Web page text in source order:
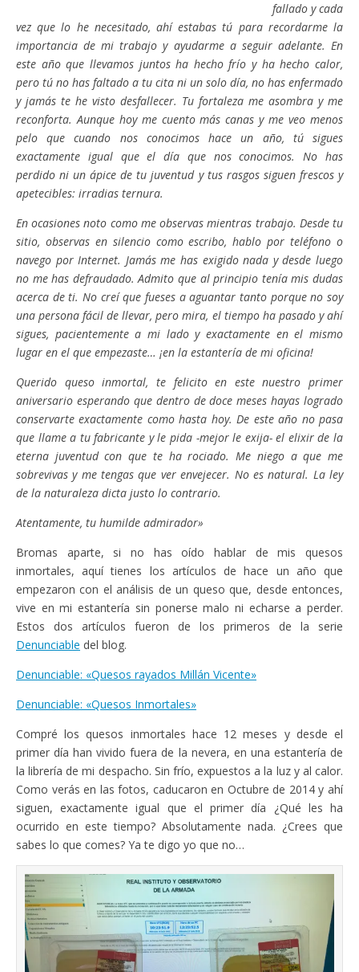
fallado y cada
vez que lo he necesitado, ahí estabas tú para recordarme la
importancia de mi trabajo y ayudarme a seguir adelante. En
este año que llevamos juntos ha hecho frío y ha hecho calor,
pero tú no has faltado a tu cita ni un solo día, no has enfermado
y jamás te he visto desfallecer. Tu fortaleza me asombra y me
reconforta. Aunque hoy me cuento más canas y me veo menos
pelo que cuando nos conocimos hace un año, tú sigues
exactamente igual que el día que nos conocimos. No has
perdido ni un ápice de tu juventud y tus rasgos siguen frescos y
apetecibles: irradias ternura.
En ocasiones noto como me observas mientras trabajo. Desde tu
sitio, observas en silencio como escribo, hablo por teléfono o
navego por Internet. Jamás me has exigido nada y desde luego
no me has defraudado. Admito que al principio tenía mis dudas
acerca de ti. No creí que fueses a aguantar tanto porque no soy
una persona fácil de llevar, pero mira, el tiempo ha pasado y ahí
sigues, pacientemente a mi lado y exactamente en el mismo
lugar en el que empezaste… ¡en la estantería de mi oficina!
Querido queso inmortal, te felicito en este nuestro primer
aniversario esperando que dentro de doce meses hayas logrado
conservarte exactamente como hasta hoy. De este año no pasa
que llame a tu fabricante y le pida -mejor le exija- el elixir de la
eterna juventud con que te ha rociado. Me niego a que me
sobrevivas y me tengas que ver envejecer. No es natural. La ley
de la naturaleza dicta justo lo contrario.
Atentamente, tu humilde admirador»
Bromas aparte, si no has oído hablar de mis quesos
inmortales, aquí tienes los artículos de hace un año que
empezaron con el análisis de un queso que, desde entonces,
vive en mi estantería sin ponerse malo ni echarse a perder.
Estos dos artículos fueron de los primeros de la serie
Denunciable del blog.
Denunciable: «Quesos rayados Millán Vicente»
Denunciable: «Quesos Inmortales»
Compré los quesos inmortales hace 12 meses y desde el
primer día han vivido fuera de la nevera, en una estantería de
la librería de mi despacho. Sin frío, expuestos a la luz y al calor.
Como verás en las fotos, caducaron en Octubre de 2014 y ahí
siguen, exactamente igual que el primer día ¿Qué les ha
ocurrido en este tiempo? Absolutamente nada. ¿Crees que
sabes lo que comes? Ya te digo yo que no…